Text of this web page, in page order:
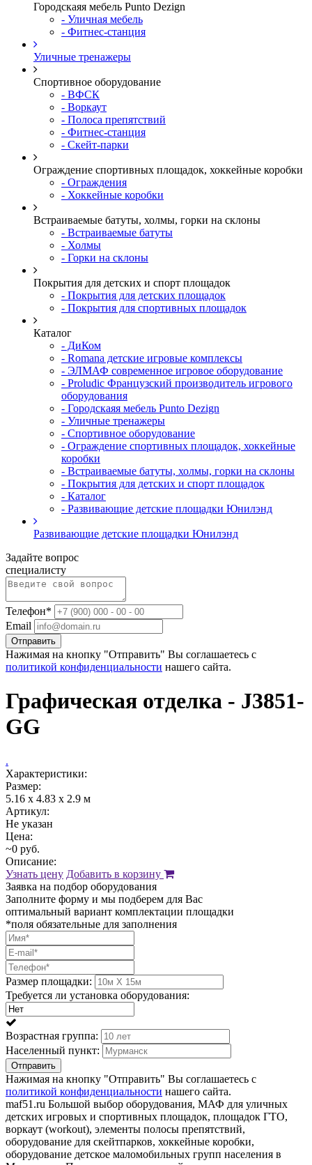
Городскаяя мебель Punto Dezign
- Уличная мебель
- Фитнес-станция
Уличные тренажеры
Спортивное оборудование
- ВФСК
- Воркаут
- Полоса препятствий
- Фитнес-станция
- Скейт-парки
Ограждение спортивных площадок, хоккейные коробки
- Ограждения
- Хоккейные коробки
Встраиваемые батуты, холмы, горки на склоны
- Встраиваемые батуты
- Холмы
- Горки на склоны
Покрытия для детских и спорт площадок
- Покрытия для детских площадок
- Покрытия для спортивных площадок
Каталог
- ДиКом
- Romana детские игровые комплексы
- ЭЛМАФ современное игровое оборудование
- Proludic Французский производитель игрового
оборудования
- Городскаяя мебель Punto Dezign
- Уличные тренажеры
- Спортивное оборудование
- Ограждение спортивных площадок, хоккейные
коробки
- Встраиваемые батуты, холмы, горки на склоны
- Покрытия для детских и спорт площадок
- Каталог
- Развивающие детские площадки Юнилэнд
Развивающие детские площадки Юнилэнд
Задайте вопрос
специалисту
Телефон*
Email
Отправить
Нажимая на кнопку "Отправить" Вы соглашаетесь с
политикой конфиденциальности нашего сайта.
Графическая отделка - J3851-
GG
.
Характеристики:
Размер:
5.16 x 4.83 x 2.9 м
Артикул:
Не указан
Цена:
~0 руб.
Описание:
Узнать цену Добавить в корзину
Заявка на подбор оборудования
Заполните форму и мы подберем для Вас
оптимальный вариант комплектации площадки
*поля обязательные для заполнения
Размер площадки:
Требуется ли установка оборудования:
Возрастная группа:
Населенный пункт:
Отправить
Нажимая на кнопку "Отправить" Вы соглашаетесь с
политикой конфиденциальности нашего сайта.
maf51.ru Большой выбор оборудования, МАФ для уличных
детских игровых и спортивных площадок, площадок ГТО,
воркаут (workout), элементы полосы препятствий,
оборудование для скейтпарков, хоккейные коробки,
оборудование детское маломобильных групп населения в